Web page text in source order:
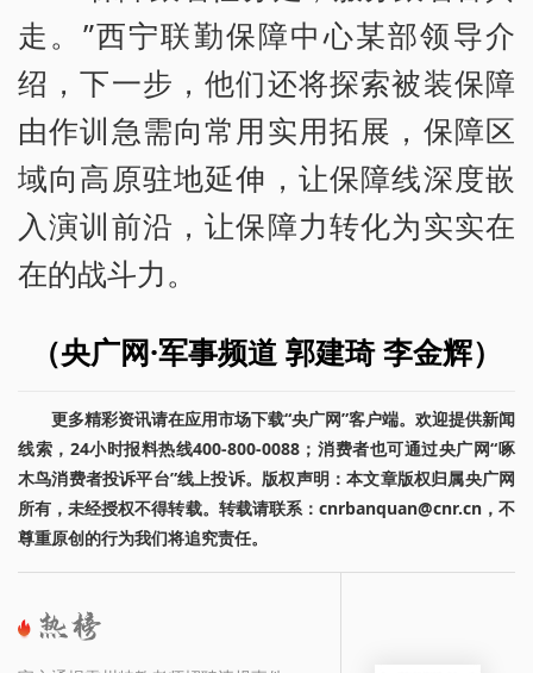
走。”西宁联勤保障中心某部领导介
绍，下一步，他们还将探索被装保障
由作训急需向常用实用拓展，保障区
域向高原驻地延伸，让保障线深度嵌
入演训前沿，让保障力转化为实实在
在的战斗力。
（央广网·军事频道 郭建琦 李金辉）
更多精彩资讯请在应用市场下载“央广网”客户端。欢迎提供新闻
线索，24小时报料热线400-800-0088；消费者也可通过央广网“啄
木鸟消费者投诉平台”线上投诉。版权声明：本文章版权归属央广网
所有，未经授权不得转载。转载请联系：cnrbanquan@cnr.cn，不
尊重原创的行为我们将追究责任。